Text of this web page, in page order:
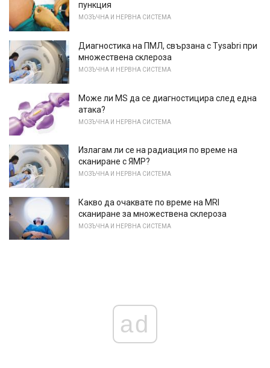
пункция
МОЗЪЧНА И НЕРВНА СИСТЕМА
Диагностика на ПМЛ, свързана с Tysabri при
множествена склероза
МОЗЪЧНА И НЕРВНА СИСТЕМА
Може ли MS да се диагностицира след една
атака?
МОЗЪЧНА И НЕРВНА СИСТЕМА
Излагам ли се на радиация по време на
сканиране с ЯМР?
МОЗЪЧНА И НЕРВНА СИСТЕМА
Какво да очаквате по време на MRI
сканиране за множествена склероза
МОЗЪЧНА И НЕРВНА СИСТЕМА
ad